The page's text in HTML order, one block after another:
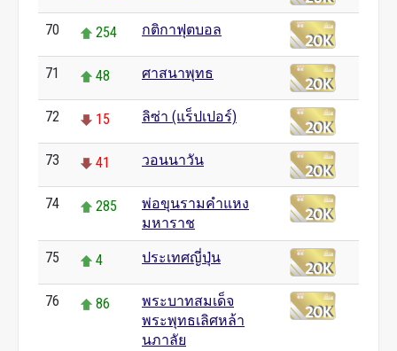
70 254 กติกาฟุตบอล
71 48 ศาสนาพุทธ
72 15 ลิซ่า (แร็ปเปอร์)
73 41 วอนนาวัน
74 285
พ่อขุนรามคำแหง
มหาราช
75 4 ประเทศญี่ปุ่น
76 86
พระบาทสมเด็จ
พระพุทธเลิศหล้า
นภาลัย